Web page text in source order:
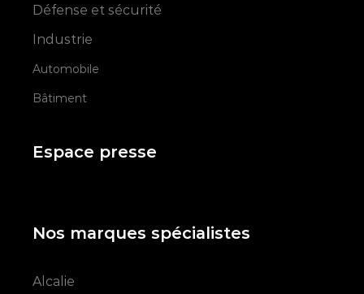
Défense et sécurité
Industrie
Automobile
Bâtiment
Espace presse
Nos marques spécialistes
Alcalie